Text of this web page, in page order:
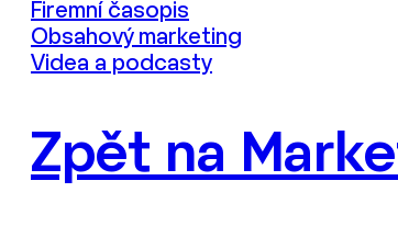
Firemní časopis
Obsahový marketing
Videa a podcasty
Zpět na